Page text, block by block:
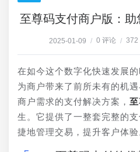
至尊码支付商户版：
2025-01-09 / 0 评论 / 372
在如今这个数字化快速发展
为商户带来了前所未有的机
商户需求的支付解决方案，
生。它提供了一整套完整的
捷地管理交易，提升客户体验